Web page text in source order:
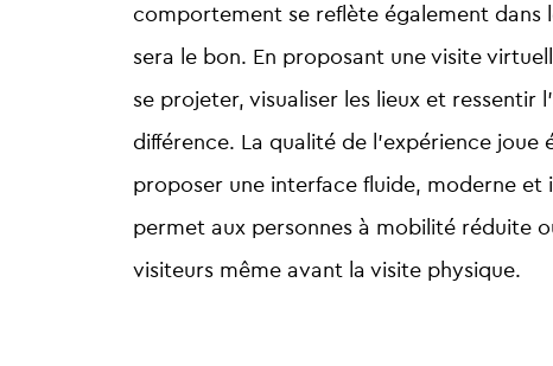
comportement se reflète également dans
sera le bon. En proposant une visite
se projeter, visualiser les lieux et ressentir
différence. La qualité de l’expérience
proposer une interface fluide, moderne
permet aux personnes à mobilité réduite
visiteurs même avant la visite physique.